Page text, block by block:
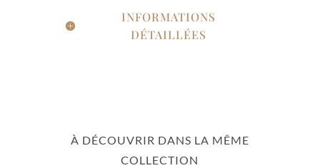
INFORMATIONS
DÉTAILLÉES
À DÉCOUVRIR DANS LA MÊME
COLLECTION